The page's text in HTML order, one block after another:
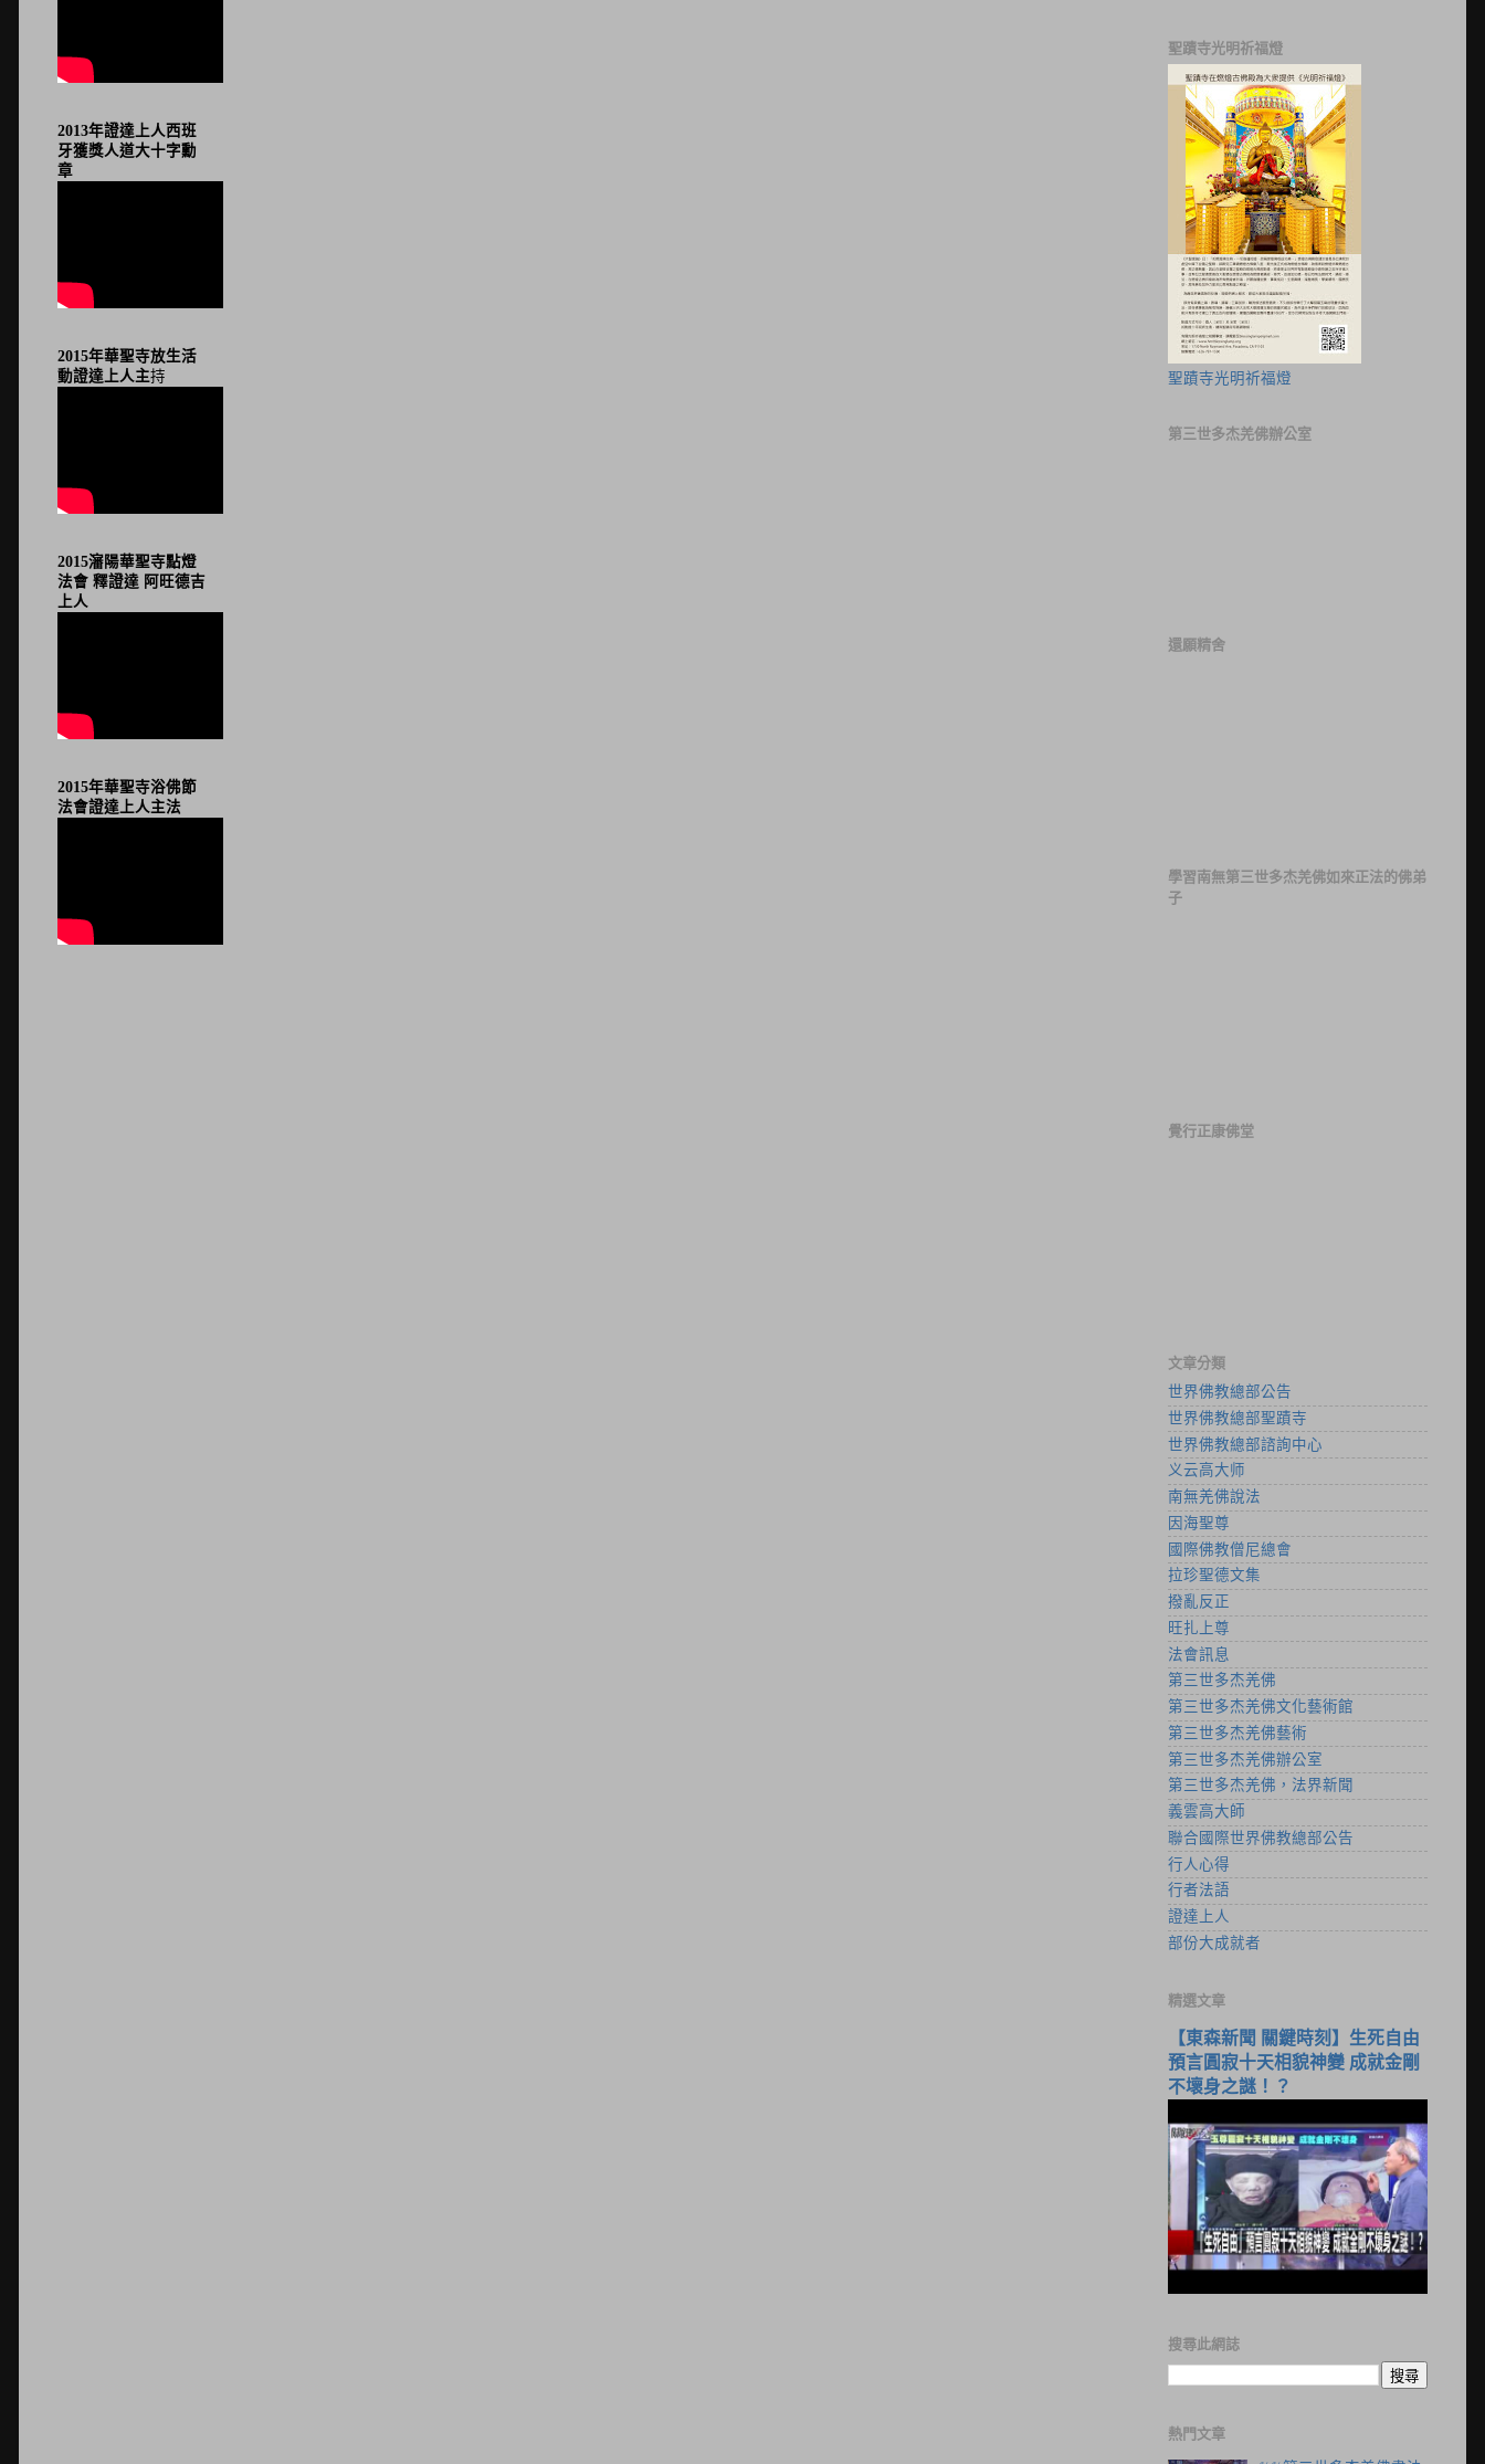
2013年證達上人西班
牙獲獎人道大十字勳
章
2015年華聖寺放生活
動證達上人主持
2015瀋陽華聖寺點燈
法會 釋證達 阿旺德吉
上人
2015年華聖寺浴佛節
法會證達上人主法
聖蹟寺光明祈福燈
聖蹟寺光明祈福燈
第三世多杰羌佛辦公室
還願精舍
學習南無第三世多杰羌佛如來正法的佛弟
子
覺行正康佛堂
文章分類
世界佛教總部公告
世界佛教總部聖蹟寺
世界佛教總部諮詢中心
义云高大师
南無羌佛說法
因海聖尊
國際佛教僧尼總會
拉珍聖德文集
撥亂反正
旺扎上尊
法會訊息
第三世多杰羌佛
第三世多杰羌佛文化藝術館
第三世多杰羌佛藝術
第三世多杰羌佛辦公室
第三世多杰羌佛，法界新聞
義雲高大師
聯合國際世界佛教總部公告
行人心得
行者法語
證達上人
部份大成就者
精選文章
【東森新聞 關鍵時刻】生死自由
預言圓寂十天相貌神變 成就金剛
不壞身之謎！？
搜尋此網誌
熱門文章